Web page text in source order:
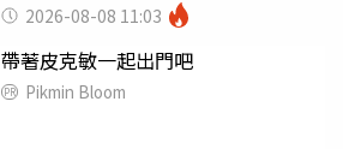
2026-08-08 11:03
帶著皮克敏一起出門吧
Pikmin Bloom